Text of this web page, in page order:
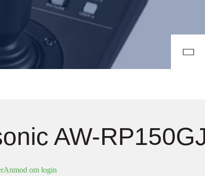
AW-
Anmod om login